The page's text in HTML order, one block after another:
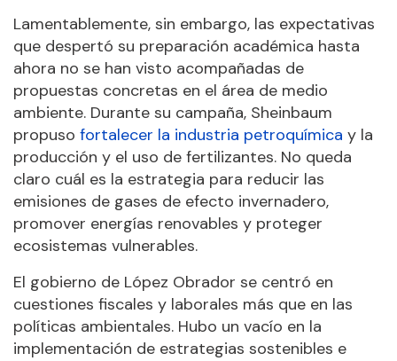
Lamentablemente, sin embargo, las expectativas
que despertó su preparación académica hasta
ahora no se han visto acompañadas de
propuestas concretas en el área de medio
ambiente. Durante su campaña, Sheinbaum
propuso fortalecer la industria petroquímica y la
producción y el uso de fertilizantes. No queda
claro cuál es la estrategia para reducir las
emisiones de gases de efecto invernadero,
promover energías renovables y proteger
ecosistemas vulnerables.
El gobierno de López Obrador se centró en
cuestiones fiscales y laborales más que en las
políticas ambientales. Hubo un vacío en la
implementación de estrategias sostenibles e